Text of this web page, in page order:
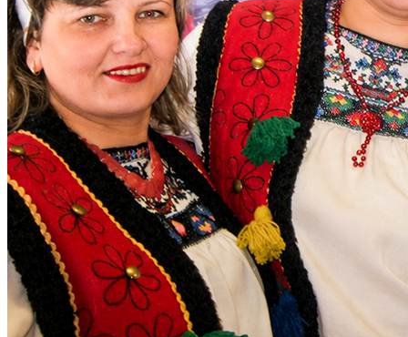
Молодіжні лідери УТОГ
Ветерани УТОГ
Мережа УТОГ
Підприємства УТОГ
Рекорди УТОГ
Видання УТОГ
Звіти
Посилання сторінок УТОГ
Контакти
Навчальні програми
Дошкільна освіта
Загальна освіта
Для абітурієнтів
Уроки
Українська жестова мова
Географія
Правознавство
Я досліджую світ